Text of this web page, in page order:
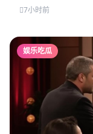
7小时前
娱乐吃瓜